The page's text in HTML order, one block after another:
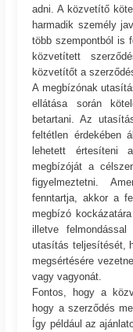
adni. A közvetítő
harmadik személy
több szempontból is
közvetített
közvetítőt a
A megbízónak
ellátása során
betartani. Az
feltétlen érdekében
lehetett értesíteni
megbízóját a
figyelmeztetni.
fenntartja, akkor a
megbízó
illetve
utasítás teljesítését,
megsértésére
vagy vagyonát.
Fontos, hogy a
hogy a szerződés
Így például az